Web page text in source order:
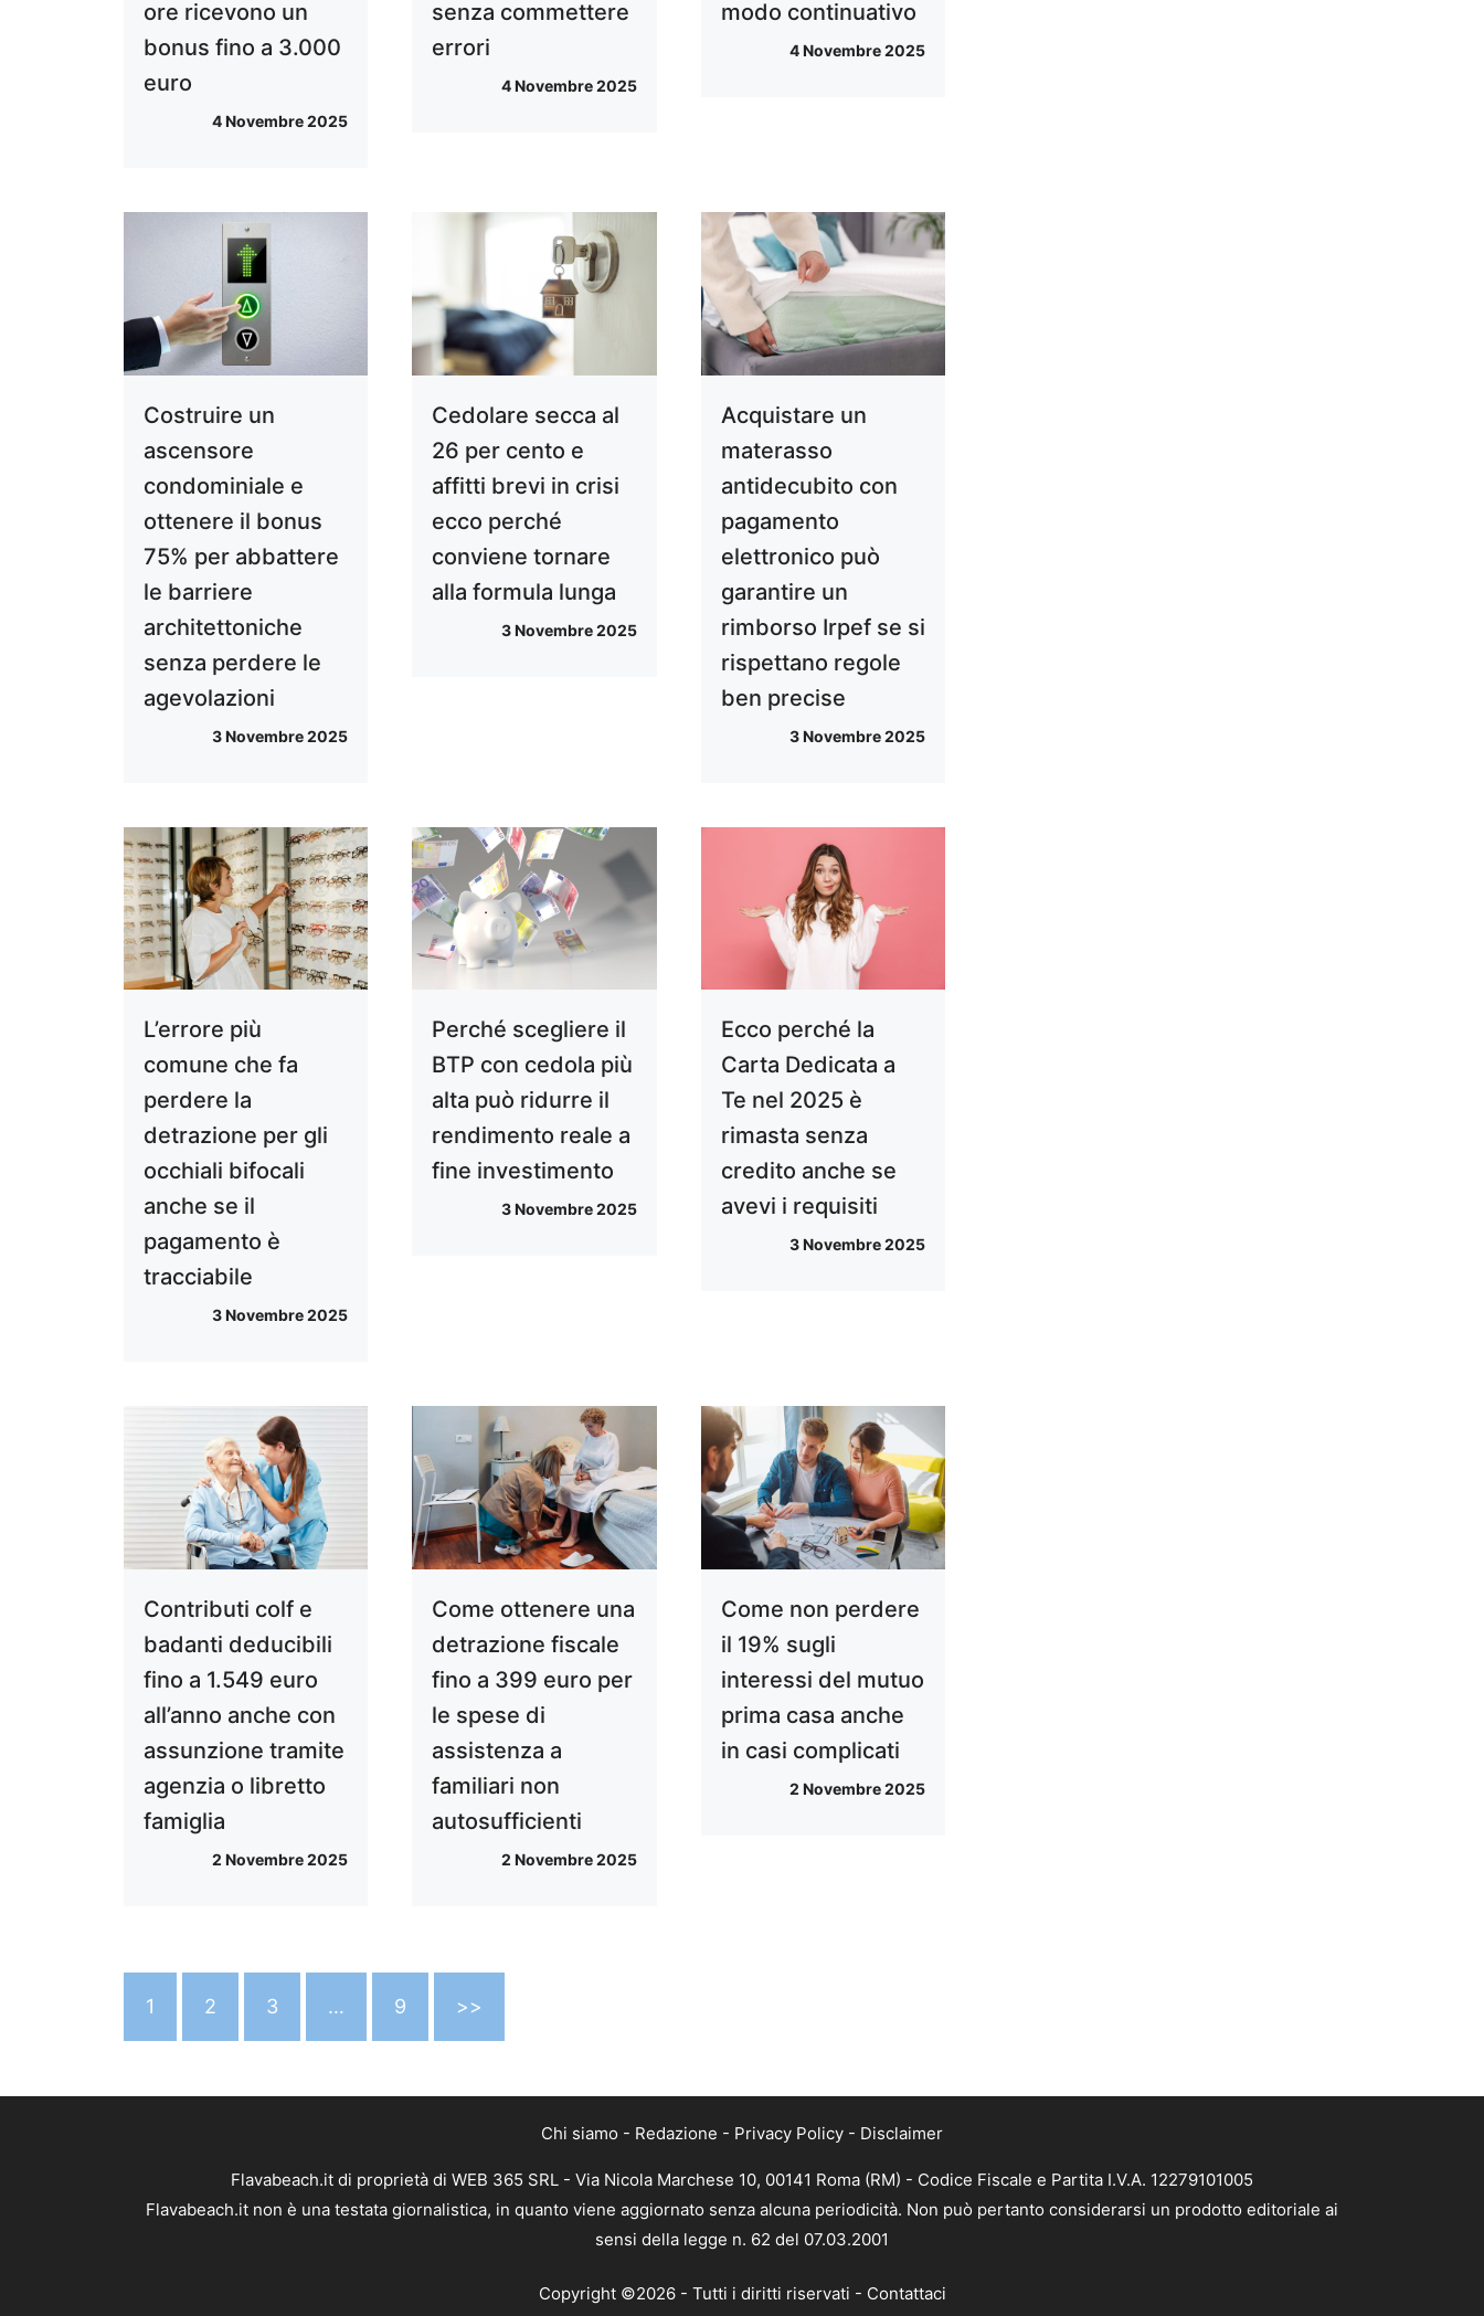
ore ricevono un
bonus fino a 3.000
euro
4 Novembre 2025
senza commettere
errori
4 Novembre 2025
modo continuativo
4 Novembre 2025
Costruire un
ascensore
condominiale e
ottenere il bonus
75% per abbattere
le barriere
architettoniche
senza perdere le
agevolazioni
3 Novembre 2025
Cedolare secca al
26 per cento e
affitti brevi in crisi
ecco perché
conviene tornare
alla formula lunga
3 Novembre 2025
Acquistare un
materasso
antidecubito con
pagamento
elettronico può
garantire un
rimborso Irpef se si
rispettano regole
ben precise
3 Novembre 2025
L’errore più
comune che fa
perdere la
detrazione per gli
occhiali bifocali
anche se il
pagamento è
tracciabile
3 Novembre 2025
Perché scegliere il
BTP con cedola più
alta può ridurre il
rendimento reale a
fine investimento
3 Novembre 2025
Ecco perché la
Carta Dedicata a
Te nel 2025 è
rimasta senza
credito anche se
avevi i requisiti
3 Novembre 2025
Contributi colf e
badanti deducibili
fino a 1.549 euro
all’anno anche con
assunzione tramite
agenzia o libretto
famiglia
2 Novembre 2025
Come ottenere una
detrazione fiscale
fino a 399 euro per
le spese di
assistenza a
familiari non
autosufficienti
2 Novembre 2025
Come non perdere
il 19% sugli
interessi del mutuo
prima casa anche
in casi complicati
2 Novembre 2025
1 2 3 … 9 >>
Chi siamo - Redazione - Privacy Policy - Disclaimer
Flavabeach.it di proprietà di WEB 365 SRL - Via Nicola Marchese 10, 00141 Roma (RM) - Codice Fiscale e Partita I.V.A. 12279101005
Flavabeach.it non è una testata giornalistica, in quanto viene aggiornato senza alcuna periodicità. Non può pertanto considerarsi un prodotto editoriale ai
sensi della legge n. 62 del 07.03.2001
Copyright ©2026 - Tutti i diritti riservati - Contattaci